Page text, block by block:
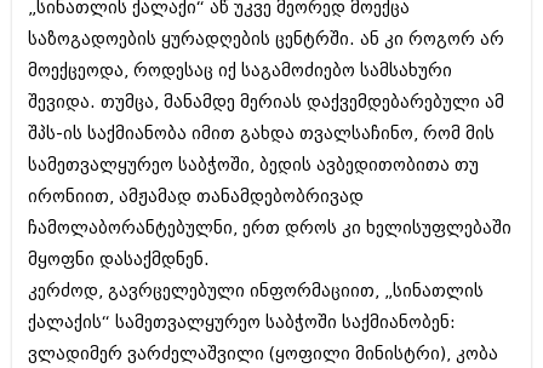
კულინარია
ავტორჩევები
ბელადები
ბიზნესსიახლეები
გვარები
იუმორი
კალეიდოსკოპი
ბიზნესსიახლეები
გვარები
თემიდას სასწორი
იუმორი
კალეიდოსკოპი
ჰოროსკოპი და შეუცნობელი
კრიმინალი
რომანი და დეტექტივი
„სინათლის ქალაქი“ აწ უკვე მეორედ მოექცა
საზოგადოების ყურადღების ცენტრში. ან კი როგორ არ
მოექცეოდა, როდესაც იქ საგამოძიებო სამსახური
შევიდა. თუმცა, მანამდე მერიას დაქვემდებარებული ამ
შპს-ის საქმიანობა იმით გახდა თვალსაჩინო, რომ მის
სამეთვალყურეო საბჭოში, ბედის ავბედითობითა თუ
ირონიით, ამჟამად თანამდებობრივად
ჩამოლაბორანტებულნი, ერთ დროს კი ხელისუფლებაში
მყოფნი დასაქმდნენ.
კერძოდ, გავრცელებული ინფორმაციით, „სინათლის
ქალაქის“ სამეთვალყურეო საბჭოში საქმიანობენ:
ვლადიმერ ვარძელაშვილი (ყოფილი მინისტრი), კობა